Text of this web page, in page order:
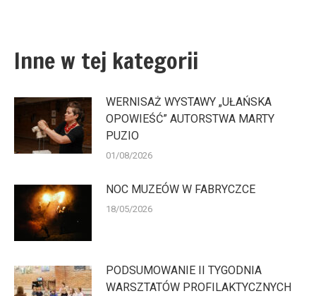
Inne w tej kategorii
WERNISAŻ WYSTAWY „UŁAŃSKA
OPOWIEŚĆ” AUTORSTWA MARTY
PUZIO
01/08/2026
NOC MUZEÓW W FABRYCZCE
18/05/2026
PODSUMOWANIE II TYGODNIA
WARSZTATÓW PROFILAKTYCZNYCH